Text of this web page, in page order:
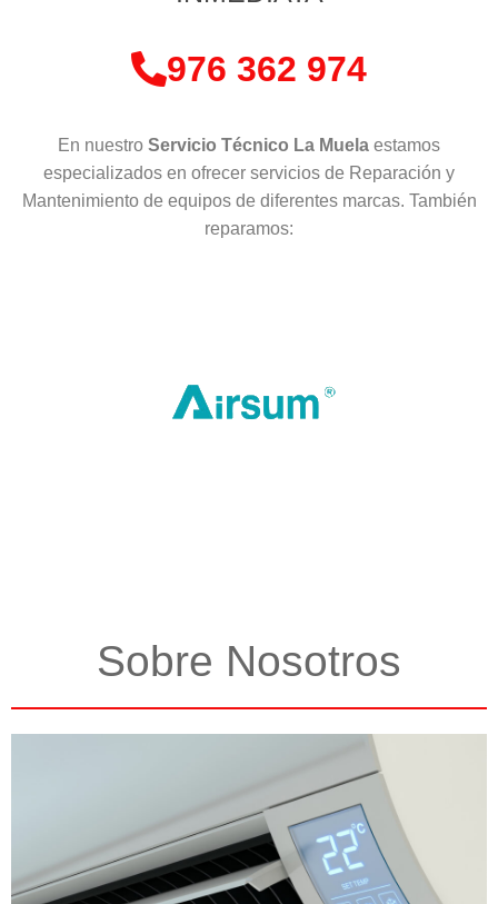
976 362 974
En nuestro Servicio Técnico La Muela estamos
especializados en ofrecer servicios de Reparación y
Mantenimiento de equipos de diferentes marcas. También
reparamos:
Sobre Nosotros